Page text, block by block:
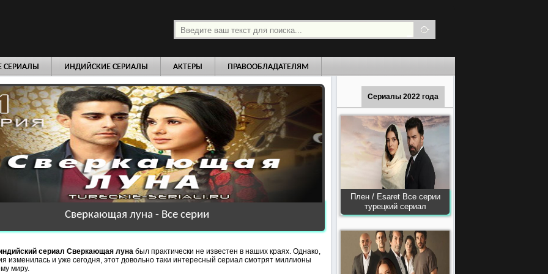
СЕРИАЛЫ ИНДИЙСКИЕ СЕРИАЛЫ АКТЕРЫ ПРАВООБЛАДАТЕЛЯМ
Сериалы 2022 года
Плен / Esaret Все серии
турецкий сериал
Сверкающая луна - Все серии
сериал Сверкающая луна был практически не известен в наших краях. Однако,
изменилась и уже сегодня, этот довольно таки интересный сериал смотрят миллионы
миру.